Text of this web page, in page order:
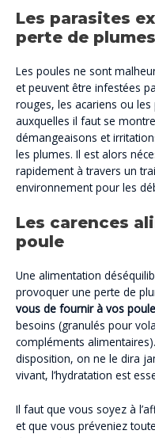
Les parasites
perte de plumes
Les poules ne sont
et peuvent être infestées
rouges, les acariens ou
auxquelles il faut se
démangeaisons et
les plumes. Il est alors
rapidement à travers un
environnement pour les
Les carences
poule
Une alimentation
provoquer une perte de
vous de fournir à vos
besoins (granulés pour
compléments
disposition, on ne le dira
vivant, l’hydratation est
Il faut que vous soyez à
et que vous préveniez